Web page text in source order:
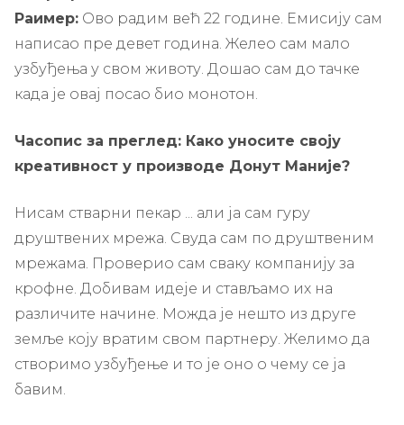
Раимер: Ово радим већ 22 године. Емисију сам
написао пре девет година. Желео сам мало
узбуђења у свом животу. Дошао сам до тачке
када је овај посао био монотон.
Часопис за преглед: Како уносите своју
креативност у производе Донут Маније?
Нисам стварни пекар ... али ја сам гуру
друштвених мрежа. Свуда сам по друштвеним
мрежама. Проверио сам сваку компанију за
крофне. Добивам идеје и стављамо их на
различите начине. Можда је нешто из друге
земље коју вратим свом партнеру. Желимо да
створимо узбуђење и то је оно о чему се ја
бавим.